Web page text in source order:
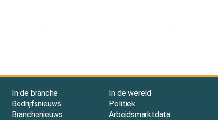
In de branche
Bedrijfsnieuws
Branchenieuws
In de wereld
Politiek
Arbeidsmarktdata